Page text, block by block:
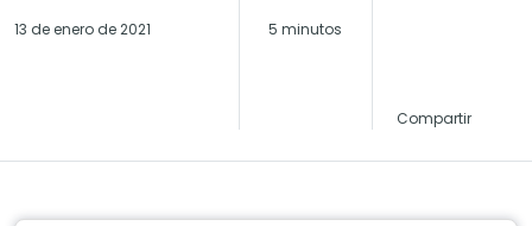
13 de enero de 2021 5 minutos
Compartir